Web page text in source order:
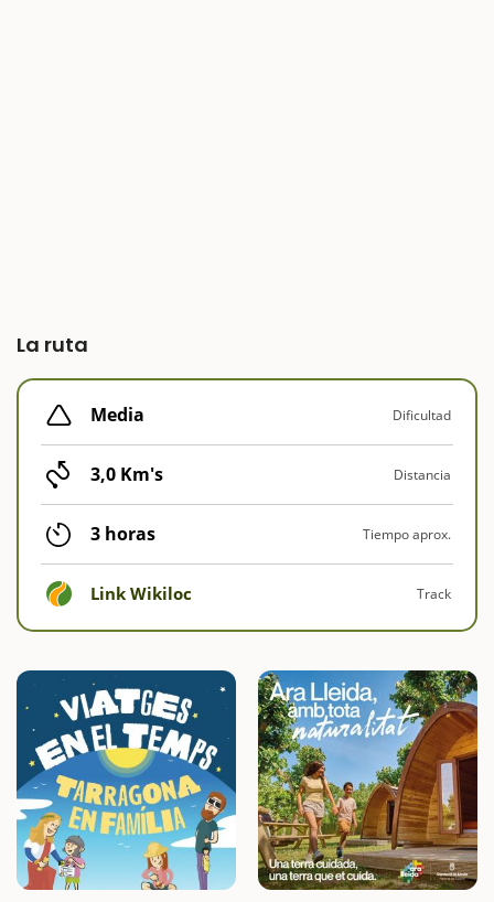
La ruta
Media Dificultad
3,0 Km's Distancia
3 horas Tiempo aprox.
Link Wikiloc Track